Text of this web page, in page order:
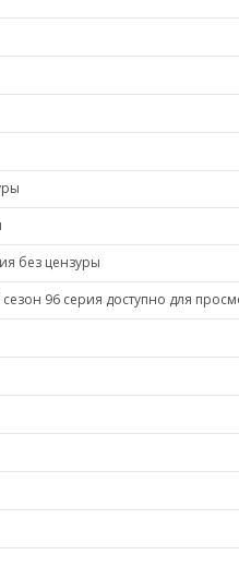
без цензуры
96 серия доступно для